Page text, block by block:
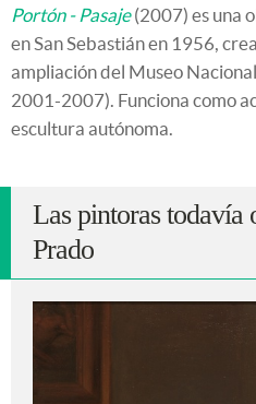
Portón - Pasaje(2007) es una
en San Sebastián en 1956,
ampliación del Museo
2001-2007). Funciona como
escultura autónoma.
Las pintoras todavía
Prado